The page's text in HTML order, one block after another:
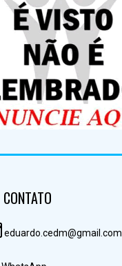
CONTATO
eduardo.cedm@gmail.com